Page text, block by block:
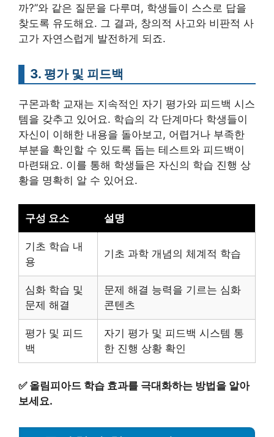
까?”와 같은 질문을 다루며, 학생들이 스스로 답을
찾도록 유도해요. 그 결과, 창의적 사고와 비판적 사
고가 자연스럽게 발전하게 되죠.
3. 평가 및 피드백
구몬과학 교재는 지속적인 자기 평가와 피드백 시스
템을 갖추고 있어요. 학습의 각 단계마다 학생들이
자신이 이해한 내용을 돌아보고, 어렵거나 부족한
부분을 확인할 수 있도록 돕는 테스트와 피드백이
마련돼요. 이를 통해 학생들은 자신의 학습 진행 상
황을 명확히 알 수 있어요.
구성 요소 설명
기초 학습 내
용
기초 과학 개념의 체계적 학습
심화 학습 및
문제 해결
문제 해결 능력을 기르는 심화
콘텐츠
평가 및 피드
백
자기 평가 및 피드백 시스템 통
한 진행 상황 확인
✅ 올림피아드 학습 효과를 극대화하는 방법을 알아
보세요.